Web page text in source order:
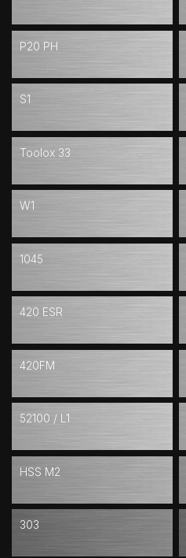
P20 PH
S1
Toolox 33
W1
1045
420 ESR
420FM
52100 / L1
HSS M2
303